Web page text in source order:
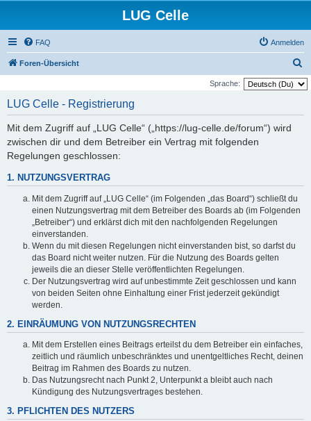
LUG Celle
FAQ Anmelden
Foren-Übersicht
u
Sprache:
LUG Celle - Registrierung
Mit dem Zugriff auf „LUG Celle“ („https://lug-celle.de/forum“) wird
zwischen dir und dem Betreiber ein Vertrag mit folgenden
Regelungen geschlossen:
1. NUTZUNGSVERTRAG
Mit dem Zugriff auf „LUG Celle“ (im Folgenden „das Board“) schließt du
einen Nutzungsvertrag mit dem Betreiber des Boards ab (im Folgenden
„Betreiber“) und erklärst dich mit den nachfolgenden Regelungen
einverstanden.
Wenn du mit diesen Regelungen nicht einverstanden bist, so darfst du
das Board nicht weiter nutzen. Für die Nutzung des Boards gelten
jeweils die an dieser Stelle veröffentlichten Regelungen.
Der Nutzungsvertrag wird auf unbestimmte Zeit geschlossen und kann
von beiden Seiten ohne Einhaltung einer Frist jederzeit gekündigt
werden.
2. EINRÄUMUNG VON NUTZUNGSRECHTEN
Mit dem Erstellen eines Beitrags erteilst du dem Betreiber ein einfaches,
zeitlich und räumlich unbeschränktes und unentgeltliches Recht, deinen
Beitrag im Rahmen des Boards zu nutzen.
Das Nutzungsrecht nach Punkt 2, Unterpunkt a bleibt auch nach
Kündigung des Nutzungsvertrages bestehen.
3. PFLICHTEN DES NUTZERS